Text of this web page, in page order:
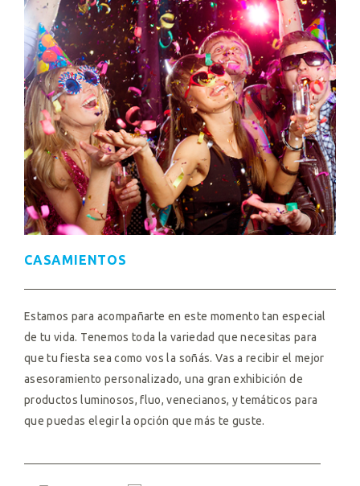
CASAMIENTOS
Estamos para acompañarte en este momento tan especial
de tu vida. Tenemos toda la variedad que necesitas para
que tu fiesta sea como vos la soñás. Vas a recibir el mejor
asesoramiento personalizado, una gran exhibición de
productos luminosos, fluo, venecianos, y temáticos para
que puedas elegir la opción que más te guste.